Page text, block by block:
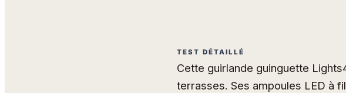
TEST DÉTAILLÉ
Cette guirlande guinguette
terrasses. Ses ampoules LED à